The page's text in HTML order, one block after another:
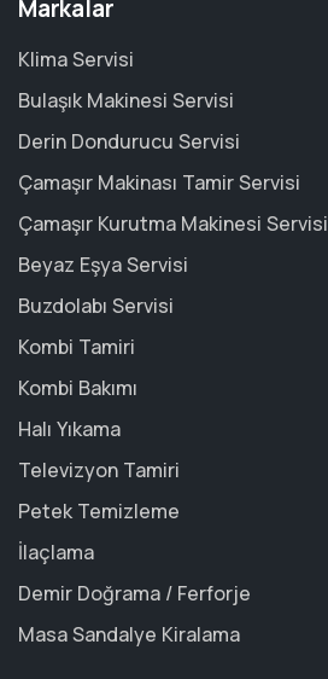
Markalar
Klima Servisi
Bulaşık Makinesi Servisi
Derin Dondurucu Servisi
Çamaşır Makinası Tamir Servisi
Çamaşır Kurutma Makinesi Servisi
Beyaz Eşya Servisi
Buzdolabı Servisi
Kombi Tamiri
Kombi Bakımı
Halı Yıkama
Televizyon Tamiri
Petek Temizleme
İlaçlama
Demir Doğrama / Ferforje
Masa Sandalye Kiralama